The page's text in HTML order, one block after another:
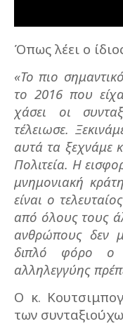
Όπως λέει ο
«Το πιο
το 2016 που
χάσει οι
τέλειωσε.
αυτά τα ξεχνάμε
Πολιτεία. Η
μνημονιακή
είναι ο
από όλους τους
ανθρώπους δεν
διπλό φόρο ο
αλληλεγγύης
Ο κ.
των